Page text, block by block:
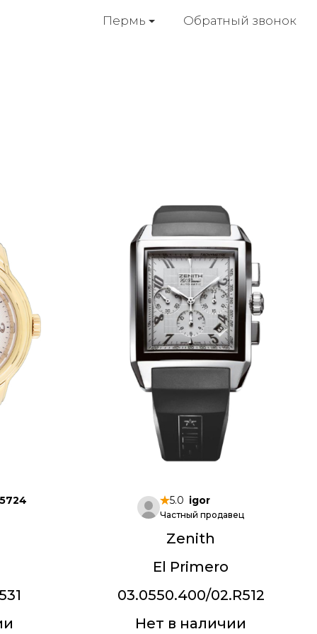
Пермь Обратный звонок
5.0 igor
Частный продавец
Zenith
El Primero
03.0550.400/02.R512
Нет в наличии